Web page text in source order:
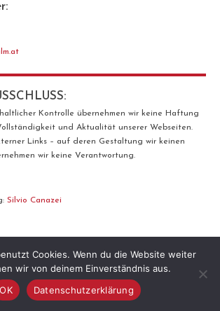
Kontrolle übernehmen wir keine Haftung
und Aktualität unserer Webseiten.
Links – auf deren Gestaltung wir keinen
wir keine Verantwortung.
Silvio Canazei
Cookies. Wenn du die Website weiter
wir von deinem Einverständnis aus.
OK
Datenschutzerklärung